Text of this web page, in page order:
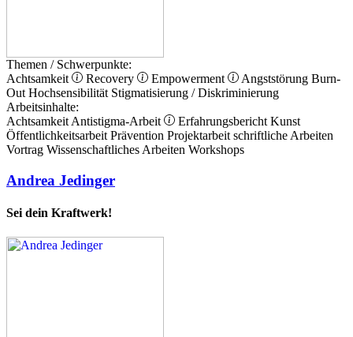
Themen / Schwerpunkte:
Achtsamkeit
Recovery Empowerment Angststörung Burn-
Out Hochsensibilität Stigmatisierung / Diskriminierung
Arbeitsinhalte:
Achtsamkeit Antistigma-Arbeit Erfahrungsbericht Kunst
Öffentlichkeitsarbeit Prävention Projektarbeit schriftliche Arbeiten
Vortrag Wissenschaftliches Arbeiten Workshops
Andrea Jedinger
Sei dein Kraftwerk!